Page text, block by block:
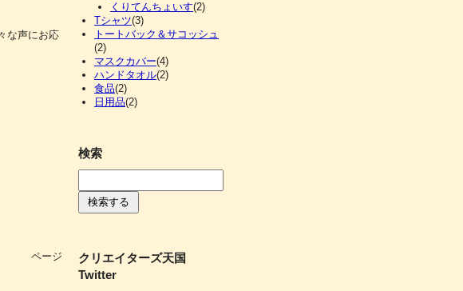
な声にお応
ページ
くりてんちょいす(2)
Tシャツ(3)
トートバック＆サコッシュ
(2)
マスクカバー(4)
ハンドタオル(2)
食品(2)
日用品(2)
検索
クリエイターズ天国
Twitter